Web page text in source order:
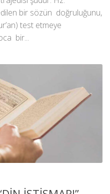
bir sözün doğruluğunu,
test etmeye
bir...